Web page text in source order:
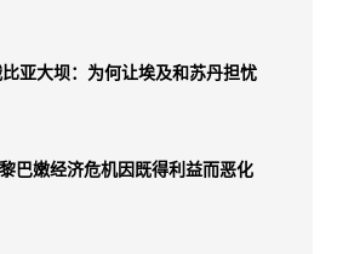
亚大坝：为何让埃及和苏丹担忧
巴嫩经济危机因既得利益而恶化